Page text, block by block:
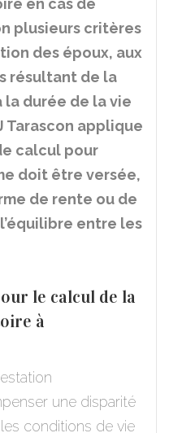
en cas de
plusieurs critères
des époux, aux
résultant de la
la durée de la vie
Tarascon applique
calcul pour
doit être versée,
de rente ou de
entre les
le calcul de la
à
une disparité
conditions de vie